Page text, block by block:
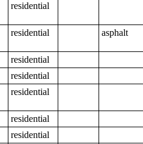
residential
residential asphalt
residential
residential
residential
residential
residential